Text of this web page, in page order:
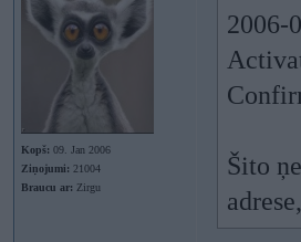
Kopš: 09. Jan 2006
Ziņojumi: 21004
Braucu ar: Zirgu
2006-
Šito